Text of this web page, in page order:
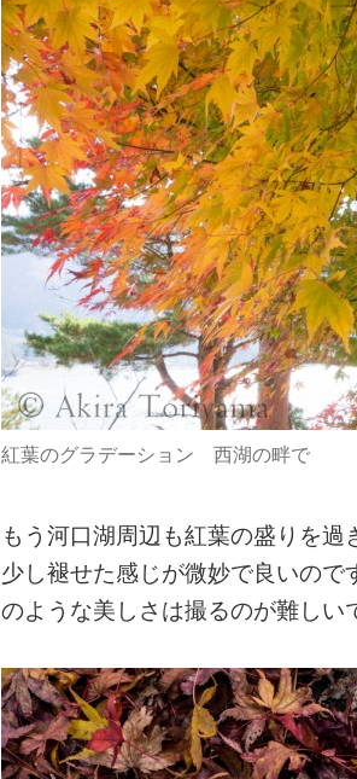
紅葉のグラデーション 西湖の畔で
もう河口湖周辺も紅葉の盛りを過
少し褪せた感じが微妙で良いので
のような美しさは撮るのが難しい